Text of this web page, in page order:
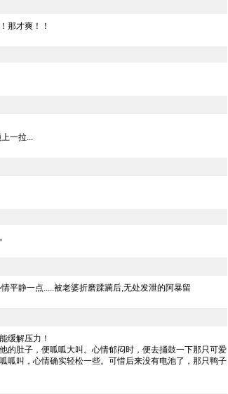
那才爽！！
一拉...
平静一点.....被老婆折磨蹂躏后,无处发泄的阿暴留
缓解压力！
的肚子，便呱呱大叫。心情郁闷时，便去捅鼓一下那只可爱
呱叫，心情确实轻松一些。可惜后来没有电池了，那只鸭子